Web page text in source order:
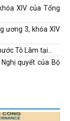
XIV của Tổng
ương 3, khóa XIV
Tô Lâm tại...
quyết của Bộ